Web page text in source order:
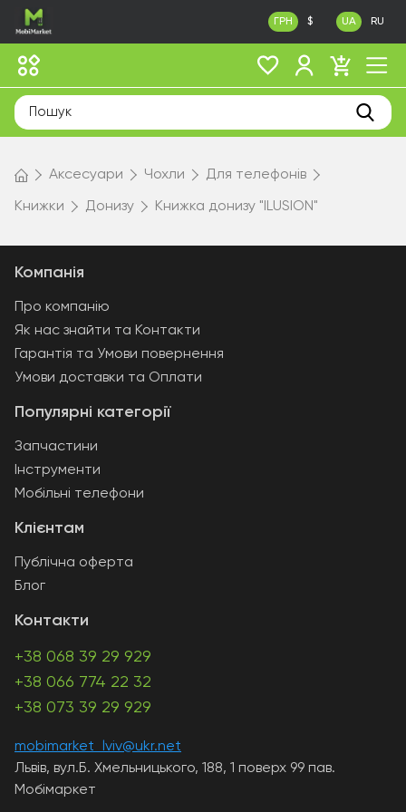
ГРН $ UA RU
Аксесуари Чохли Для телефонів
Книжки Донизу Книжка донизу "ILUSION"
Контакти
+38 068 39 29 929
+38 066 774 22 32
+38 073 39 29 929
mobimarket_lviv@ukr.net
Львів, вул.Б. Хмельницького, 188, 1 поверх 99 пав.
Мобімаркет
Клієнтам
Публічна оферта
Блог
Популярні категорії
Запчастини
Інструменти
Мобільні телефони
Компанія
Про компанію
Як нас знайти та Контакти
Гарантія та Умови повернення
Умови доставки та Оплати